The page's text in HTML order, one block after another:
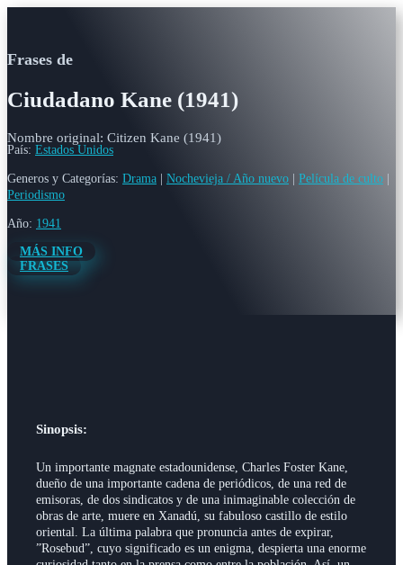
Frases de
Ciudadano Kane (1941)
Nombre original: Citizen Kane (1941)
País: Estados Unidos
Generos y Categorías: Drama Nochevieja / Año nuevo Película de culto
Periodismo
Año: 1941
MÁS INFO
FRASES
Sinopsis:
Un importante magnate estadounidense, Charles Foster Kane,
dueño de una importante cadena de periódicos, de una red de
emisoras, de dos sindicatos y de una inimaginable colección de
obras de arte, muere en Xanadú, su fabuloso castillo de estilo
oriental. La última palabra que pronuncia antes de expirar,
”Rosebud”, cuyo significado es un enigma, despierta una enorme